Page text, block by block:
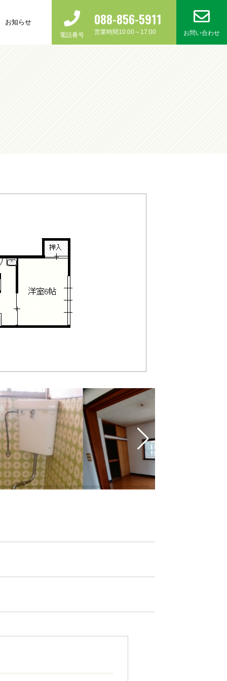
お知らせ
電話番号
088-856-5911
営業時間10:00～17:00 お問い合わせ